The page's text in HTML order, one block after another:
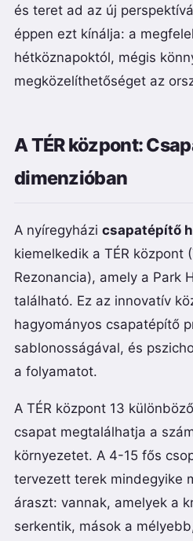
és teret ad az új
éppen ezt kínálja: a
hétköznapoktól, mégis
megközelíthetőséget az
A TÉR központ:
dimenzióban
A nyíregyházi csapatépítő
kiemelkedik a TÉR központ
Rezonancia), amely a Park
található. Ez az innovatív
hagyományos csapatépítő
sablonosságával, és
a folyamatot.
A TÉR központ 13
csapat megtalálhatja a
környezetet. A 4-15 fős
tervezett terek mindegyike
áraszt: vannak, amelyek a
serkentik, mások a